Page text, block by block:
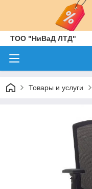
ТОО "НиВаД ЛТД"
Товары и услуги